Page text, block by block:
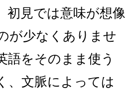
初見では意味が想像
が少なくありませ
語をそのまま使う
、文脈によっては